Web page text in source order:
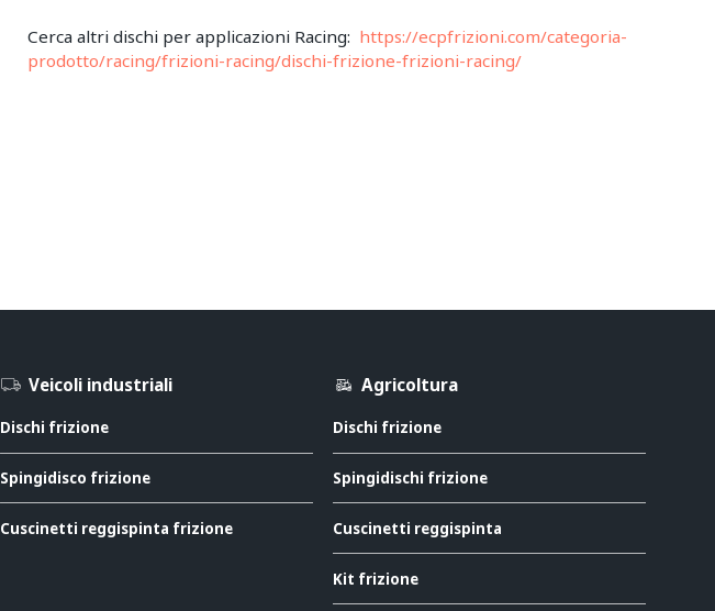
Cerca altri dischi per applicazioni Racing: https://ecpfrizioni.com/categoria-
prodotto/racing/frizioni-racing/dischi-frizione-frizioni-racing/
Veicoli industriali
Dischi frizione
Spingidisco frizione
Cuscinetti reggispinta frizione
Agricoltura
Dischi frizione
Spingidischi frizione
Cuscinetti reggispinta
Kit frizione